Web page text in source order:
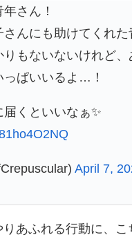
さん！
さんにも助けてくれ
りもないないけれど
っぱいいるよ…！
くといいなぁ✨
April 7,
あふれる行動に、こ